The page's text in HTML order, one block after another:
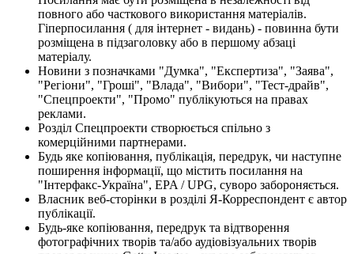
повного або часткового використання матеріалів.
Гіперпосилання ( для інтернет - видань) - повинна бути
розміщена в підзаголовку або в першому абзаці
матеріалу.
Новини з позначками "Думка", "Експертиза", "Заява",
"Регіони", "Гроші", "Влада", "Вибори", "Тест-драйв",
"Спецпроекти", "Промо" публікуються на правах
реклами.
Розділ Спецпроекти створюється спільно з
комерційними партнерами.
Будь яке копіювання, публікація, передрук, чи наступне
поширення інформації, що містить посилання на
"Інтерфакс-Україна", EPA / UPG, суворо забороняється.
Власник веб-сторінки в розділі Я-Корреспондент є автор
публікації.
Будь-яке копіювання, передрук та відтворення
фотографічних творів та/або аудіовізуальних творів